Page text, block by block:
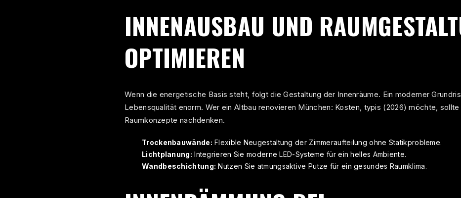
INNENAUSBAU UND
OPTIMIEREN
Wenn die energetische Basis steht, folgt die Gestaltung der Innenräume. Ein moderner
Lebensqualität enorm. Wer einAltbau renovieren München: Kosten, typis (2026) möchte,
Raumkonzepte nachdenken.
Trockenbauwände: Flexible Neugestaltung der Zimmeraufteilung ohne Statikprobleme.
Lichtplanung: Integrieren Sie moderne LED-Systeme für ein helles Ambiente.
Wandbeschichtung: Nutzen Sie atmungsaktive Putze für ein gesundes Raumklima.